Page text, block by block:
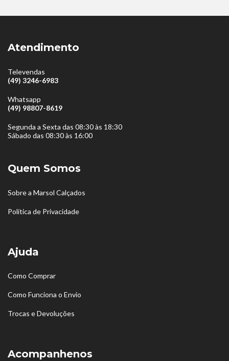
Atendimento
Televendas
(49) 3246-6983
Whatsapp
(49) 98807-8619
Segunda a Sexta das 08:30 às 18:30
Sábado das 08:30 às 16:00
Quem Somos
Sobre a Marsol Calçados
Política de Privacidade
Ajuda
Como Comprar
Como Funciona o Envio
Trocas e Devoluções
Acompanhenos